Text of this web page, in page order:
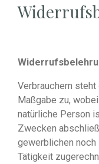
Verbrauchern
Maßgabe zu,
natürliche Person
Zwecken
gewerblichen
Tätigkeit